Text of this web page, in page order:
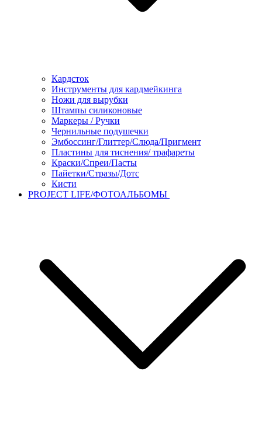
Кардсток
Инструменты для кардмейкинга
Ножи для вырубки
Штампы силиконовые
Маркеры / Ручки
Чернильные подушечки
Эмбоссинг/Глиттер/Слюда/Пригмент
Пластины для тиснения/ трафареты
Краски/Спреи/Пасты
Пайетки/Стразы/Дотс
Кисти
PROJECT LIFE/ФОТОАЛЬБОМЫ